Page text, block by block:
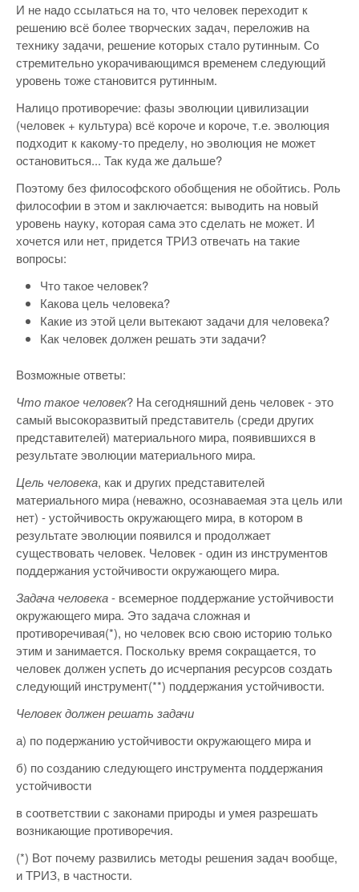
И не надо ссылаться на то, что человек переходит к
решению всё более творческих задач, переложив на
технику задачи, решение которых стало рутинным. Со
стремительно укорачивающимся временем следующий
уровень тоже становится рутинным.
Налицо противоречие: фазы эволюции цивилизации
(человек + культура) всё короче и короче, т.е. эволюция
подходит к какому-то пределу, но эволюция не может
остановиться... Так куда же дальше?
Поэтому без философского обобщения не обойтись. Роль
философии в этом и заключается: выводить на новый
уровень науку, которая сама это сделать не может. И
хочется или нет, придется ТРИЗ отвечать на такие
вопросы:
Что такое человек?
Какова цель человека?
Какие из этой цели вытекают задачи для человека?
Как человек должен решать эти задачи?
Возможные ответы:
Что такое человек? На сегодняшний день человек - это
самый высокоразвитый представитель (среди других
представителей) материального мира, появившихся в
результате эволюции материального мира.
Цель человека, как и других представителей
материального мира (неважно, осознаваемая эта цель или
нет) - устойчивость окружающего мира, в котором в
результате эволюции появился и продолжает
существовать человек. Человек - один из инструментов
поддержания устойчивости окружающего мира.
Задача человека- всемерное поддержание устойчивости
окружающего мира. Это задача сложная и
противоречивая(*), но человек всю свою историю только
этим и занимается. Поскольку время сокращается, то
человек должен успеть до исчерпания ресурсов создать
следующий инструмент(**) поддержания устойчивости.
Человек должен решать задачи
а) по подержанию устойчивости окружающего мира и
б) по созданию следующего инструмента поддержания
устойчивости
в соответствии с законами природы и умея разрешать
возникающие противоречия.
(*) Вот почему развились методы решения задач вообще,
и ТРИЗ, в частности.